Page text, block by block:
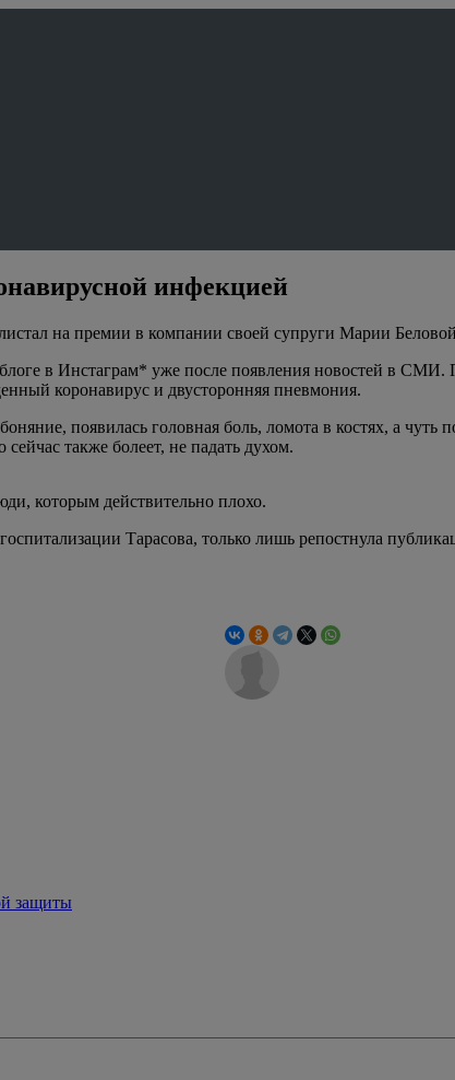
инфекцией
на премии в компании своей супруги Марии
в Инстаграм* уже после появления новостей в СМИ.
коронавирус и двусторонняя пневмония.
появилась головная боль, ломота в костях, а чуть
также болеет, не падать духом.
которым действительно плохо.
Тарасова, только лишь репостнула
защиты